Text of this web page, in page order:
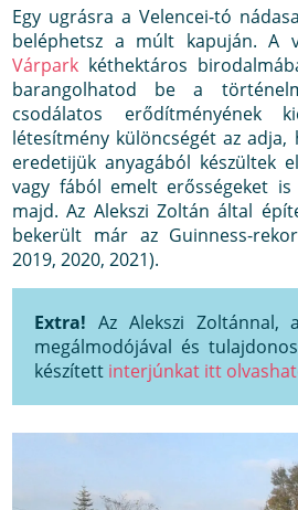
Egy ugrásra a Velencei-tó
beléphetsz a múlt kapuján. A
Várpark kéthektáros
barangolhatod be a
csodálatos erődítményének
létesítmény különcségét az adja,
eredetijük anyagából készültek
vagy fából emelt erősségeket is
majd. Az Alekszi Zoltán által
bekerült már az Guinness-
2019, 2020, 2021).
Extra! Az Alekszi Zoltánnal,
megálmodójával és
készített interjúnkat itt